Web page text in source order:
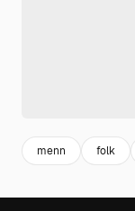
menn folk